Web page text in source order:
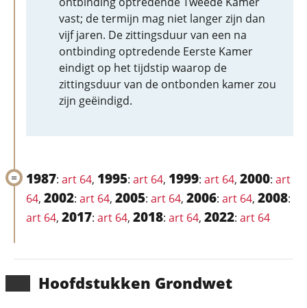
Hoofd­stukken Grondwet
vast; de termijn mag niet langer zijn dan
vijf jaren. De zittingsduur van een na
ontbinding optredende Eerste Kamer
eindigt op het tijdstip waarop de
zittingsduur van de ontbonden kamer zou
zijn geëindigd.
1987: art 64, 1995: art 64, 1999: art 64, 2000: art
64, 2002: art 64, 2005: art 64, 2006: art 64, 2008:
art 64, 2017: art 64, 2018: art 64, 2022: art 64